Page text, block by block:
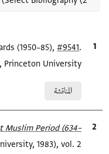
الاقتباس المرجعي(1950–85),#9541
Princeton University.
المناقشة
الاقتباس المرجعي
Muslim Period (634–
1983), vol. 2.